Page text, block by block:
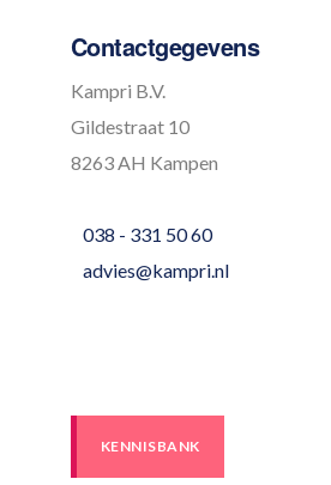
Contactgegevens
Kampri B.V.
Gildestraat 10
8263 AH Kampen
038 - 331 50 60
advies@kampri.nl
KENNISBANK